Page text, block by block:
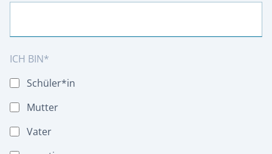
ICH BIN
Schüler*in
Mutter
Vater